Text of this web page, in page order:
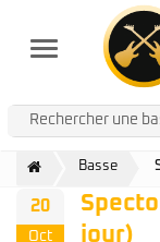
Menu
Basse
20
Oct
jour)